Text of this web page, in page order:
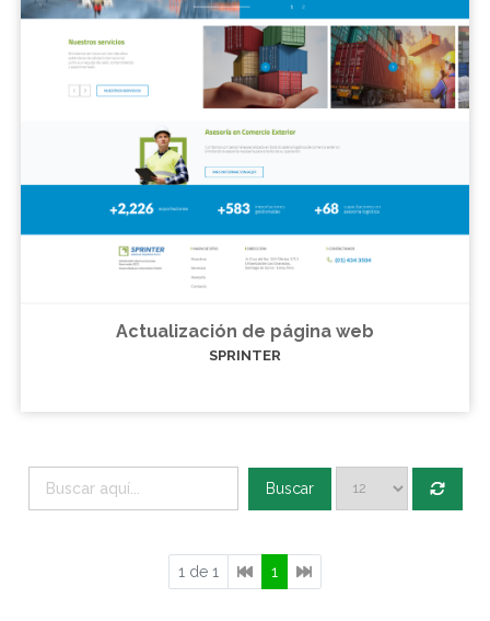
Actualización de página web
SPRINTER
Buscar
1 de 1 1